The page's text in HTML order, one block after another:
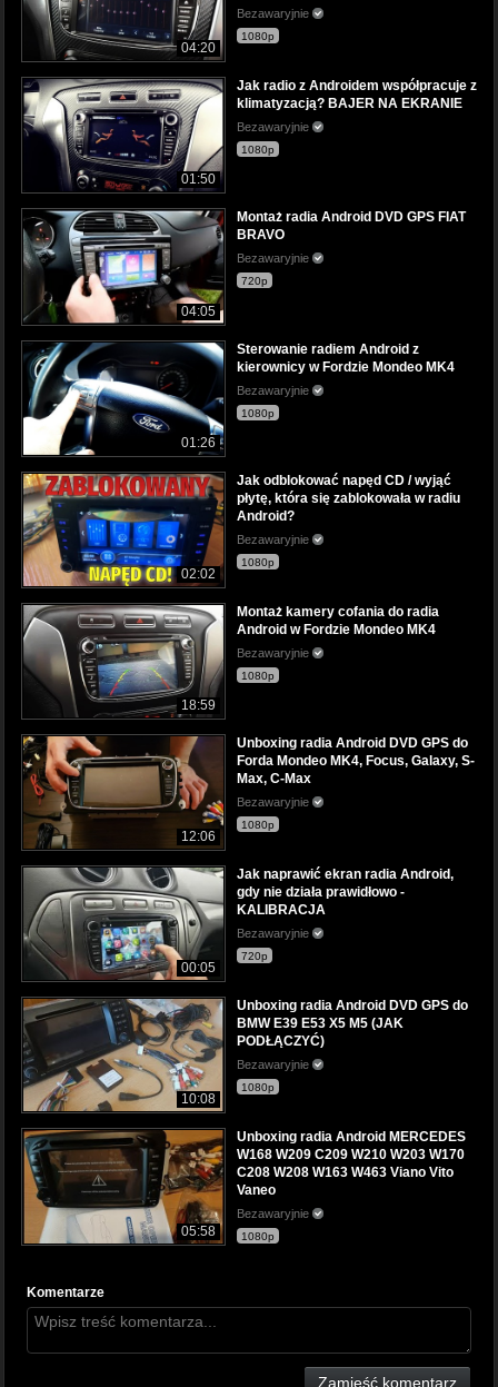
04:20
Bezawaryjnie
1080p
01:50
Jak radio z Androidem współpracuje z
klimatyzacją? BAJER NA EKRANIE
Bezawaryjnie
1080p
04:05
Montaż radia Android DVD GPS FIAT
BRAVO
Bezawaryjnie
720p
01:26
Sterowanie radiem Android z
kierownicy w Fordzie Mondeo MK4
Bezawaryjnie
1080p
02:02
Jak odblokować napęd CD / wyjąć
płytę, która się zablokowała w radiu
Android?
Bezawaryjnie
1080p
18:59
Montaż kamery cofania do radia
Android w Fordzie Mondeo MK4
Bezawaryjnie
1080p
12:06
Unboxing radia Android DVD GPS do
Forda Mondeo MK4, Focus, Galaxy, S-
Max, C-Max
Bezawaryjnie
1080p
00:05
Jak naprawić ekran radia Android,
gdy nie działa prawidłowo -
KALIBRACJA
Bezawaryjnie
720p
10:08
Unboxing radia Android DVD GPS do
BMW E39 E53 X5 M5 (JAK
PODŁĄCZYĆ)
Bezawaryjnie
1080p
05:58
Unboxing radia Android MERCEDES
W168 W209 C209 W210 W203 W170
C208 W208 W163 W463 Viano Vito
Vaneo
Bezawaryjnie
1080p
Komentarze
Zamieść komentarz